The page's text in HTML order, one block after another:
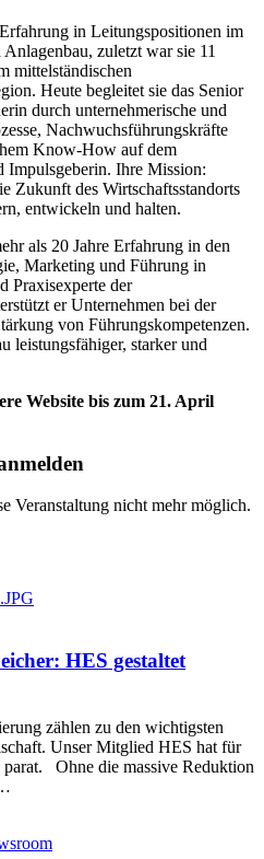
in Leitungspositionen im
zuletzt war sie 11
mittelständischen
Heute begleitet sie das Senior
durch unternehmerische und
Nachwuchsführungskräfte
Know-How auf dem
Impulsgeberin. Ihre Mission:
Zukunft des Wirtschaftsstandorts
entwickeln und halten.
als 20 Jahre Erfahrung in den
Marketing und Führung in
Praxisexperte der
er Unternehmen bei der
von Führungskompetenzen.
leistungsfähiger, starker und
Website bis zum 21. April
Veranstaltung nicht mehr möglich.
HES gestaltet
zählen zu den wichtigsten
Unser Mitglied HES hat für
Ohne die massive Reduktion